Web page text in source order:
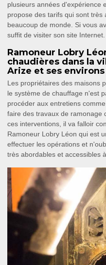
plusieurs années d'expérience
propose des tarifs qui sont très
beaucoup de monde. Si vous
suffit de visiter son site Internet.
Ramoneur Lobry
chaudières dans la
Arize et ses environs
Les propriétaires des maisons
le système de chauffage n'est
procéder aux entretiens
faire des travaux de ramonage
ces interventions, il va falloir
Ramoneur Lobry Léon qui est
effectuer les opérations et
très abordables et accessibles